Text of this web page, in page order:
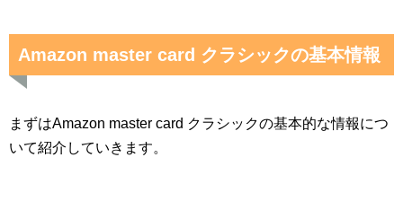
Amazon master card クラシックの基本情報
まずはAmazon master card クラシックの基本的な情報につ
いて紹介していきます。